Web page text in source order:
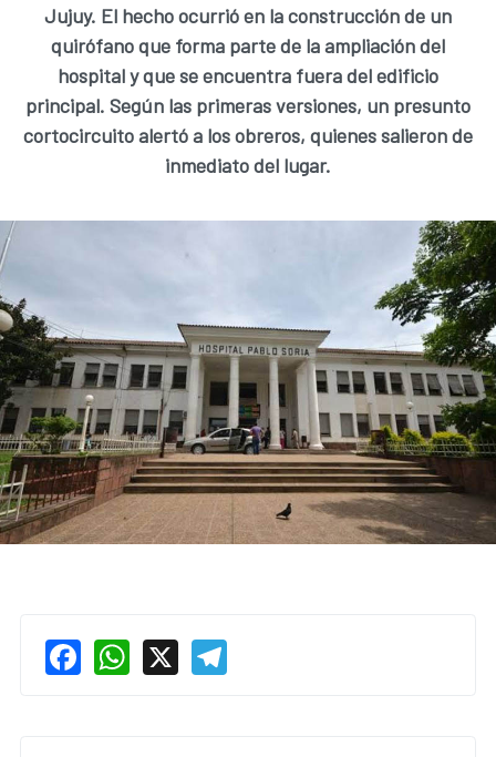
Jujuy. El hecho ocurrió en la construcción de un
quirófano que forma parte de la ampliación del
hospital y que se encuentra fuera del edificio
principal. Según las primeras versiones, un presunto
cortocircuito alertó a los obreros, quienes salieron de
inmediato del lugar.
Facebook
WhatsApp
X